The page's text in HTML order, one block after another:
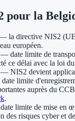
pour la
la directive NIS2
européen.
— date limite de
ce délai avec la loi
— NIS2 devient
limite
auprès du
.
limite de mise en
des risques cyber et